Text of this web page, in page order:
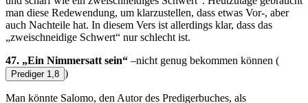
man diese Redewendung, um klarzustellen, dass etwas Vor-, aber
auch Nachteile hat. In diesem Vers ist allerdings klar, dass das
„zweischneidige Schwert“ nur schlecht ist.
47. „Ein Nimmersatt sein“ –nicht genug bekommen können (
Prediger 1,8 )
Man könnte Salomo, den Autor des Predigerbuches, als